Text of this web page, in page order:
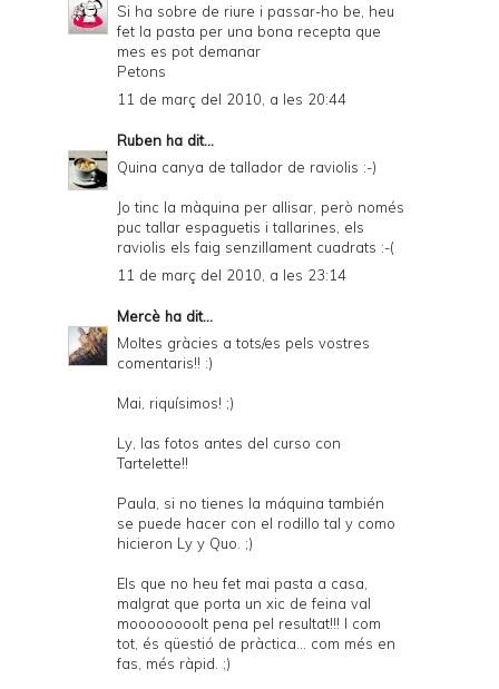
Si ha sobre de riure i passar-ho be, heu
fet la pasta per una bona recepta que
mes es pot demanar
Petons
11 de març del 2010, a les 20:44
Ruben ha dit...
Quina canya de tallador de raviolis :-)
Jo tinc la màquina per allisar, però només
puc tallar espaguetis i tallarines, els
raviolis els faig senzillament cuadrats :-(
11 de març del 2010, a les 23:14
Mercè ha dit...
Moltes gràcies a tots/es pels vostres
comentaris!! :)
Mai, riquísimos! ;)
Ly, las fotos antes del curso con
Tartelette!!
Paula, si no tienes la máquina también
se puede hacer con el rodillo tal y como
hicieron Ly y Quo. ;)
Els que no heu fet mai pasta a casa,
malgrat que porta un xic de feina val
moooooooolt pena pel resultat!!! I com
tot, és qüestió de pràctica... com més en
fas, més ràpid. ;)